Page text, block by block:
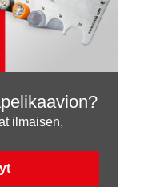
ilmaisen,